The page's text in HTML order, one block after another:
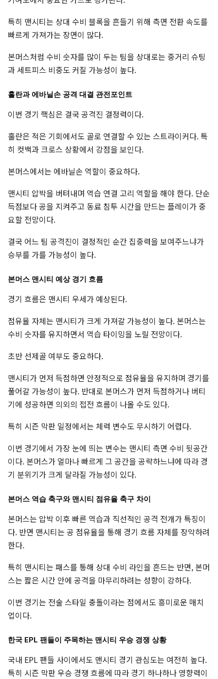
특히 맨시티는 상대 수비 블록을 흔들기 위해 측면 전환 속도를
빠르게 가져가는 장면이 많다.
본머스처럼 수비 숫자를 많이 두는 팀을 상대로는 중거리 슈팅
과 세트피스 비중도 커질 가능성이 높다.
홀란과 에바닐손 공격 대결 관전포인트
이번 경기 핵심은 결국 공격진 결정력이다.
홀란은 적은 기회에서도 골로 연결할 수 있는 스트라이커다. 특
히 컷백과 크로스 상황에서 강점을 보인다.
본머스에서는 에바닐손 역할이 중요하다.
맨시티 압박을 버텨내며 역습 연결 고리 역할을 해야 한다. 단순
득점보다 공을 지켜주고 동료 침투 시간을 만드는 플레이가 중
요할 전망이다.
결국 어느 팀 공격진이 결정적인 순간 집중력을 보여주느냐가
승부를 가를 가능성이 높다.
본머스 맨시티 예상 경기 흐름
경기 흐름은 맨시티 우세가 예상된다.
점유율 자체는 맨시티가 크게 가져갈 가능성이 높다. 본머스는
수비 숫자를 유지하면서 역습 타이밍을 노릴 전망이다.
초반 선제골 여부도 중요하다.
맨시티가 먼저 득점하면 안정적으로 점유율을 유지하며 경기를
풀어갈 가능성이 높다. 반대로 본머스가 먼저 득점하거나 버티
기에 성공하면 의외의 접전 흐름이 나올 수도 있다.
특히 시즌 막판 일정에서는 체력 변수도 무시하기 어렵다.
이번 경기에서 가장 눈에 띄는 변수는 맨시티 측면 수비 뒷공간
이다. 본머스가 얼마나 빠르게 그 공간을 공략하느냐에 따라 경
기 분위기가 크게 달라질 가능성이 있다.
본머스 역습 축구와 맨시티 점유율 축구 차이
본머스는 압박 이후 빠른 역습과 직선적인 공격 전개가 특징이
다. 반면 맨시티는 공 점유율을 통해 경기 흐름 자체를 장악하려
한다.
특히 맨시티는 패스를 통해 상대 수비 라인을 흔드는 반면, 본머
스는 짧은 시간 안에 공격을 마무리하려는 성향이 강하다.
이번 경기는 전술 스타일 충돌이라는 점에서도 흥미로운 매치
업이다.
한국 EPL 팬들이 주목하는 맨시티 우승 경쟁 상황
국내 EPL 팬들 사이에서도 맨시티 경기 관심도는 여전히 높다.
특히 시즌 막판 우승 경쟁 흐름에 따라 경기 하나하나 영향력이